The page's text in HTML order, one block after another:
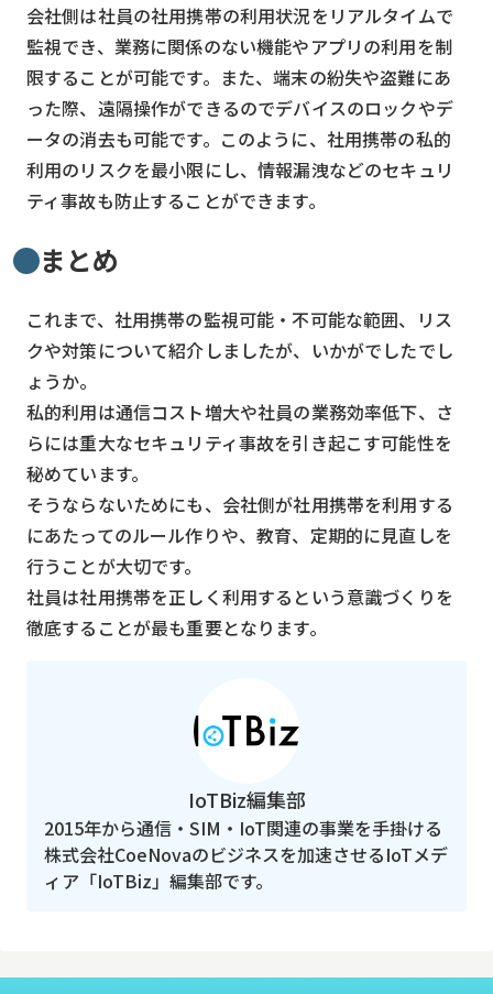
会社側は社員の社用携帯の利用状況をリアルタイムで
監視でき、業務に関係のない機能やアプリの利用を制
限することが可能です。また、端末の紛失や盗難にあ
った際、遠隔操作ができるのでデバイスのロックやデ
ータの消去も可能です。このように、社用携帯の私的
利用のリスクを最小限にし、情報漏洩などのセキュリ
ティ事故も防止することができます。
まとめ
これまで、社用携帯の監視可能・不可能な範囲、リス
クや対策について紹介しましたが、いかがでしたでし
ょうか。
私的利用は通信コスト増大や社員の業務効率低下、さ
らには重大なセキュリティ事故を引き起こす可能性を
秘めています。
そうならないためにも、会社側が社用携帯を利用する
にあたってのルール作りや、教育、定期的に見直しを
行うことが大切です。
社員は社用携帯を正しく利用するという意識づくりを
徹底することが最も重要となります。
IoTBiz編集部
2015年から通信・SIM・IoT関連の事業を手掛ける
株式会社CoeNovaのビジネスを加速させるIoTメデ
ィア「IoTBiz」編集部です。